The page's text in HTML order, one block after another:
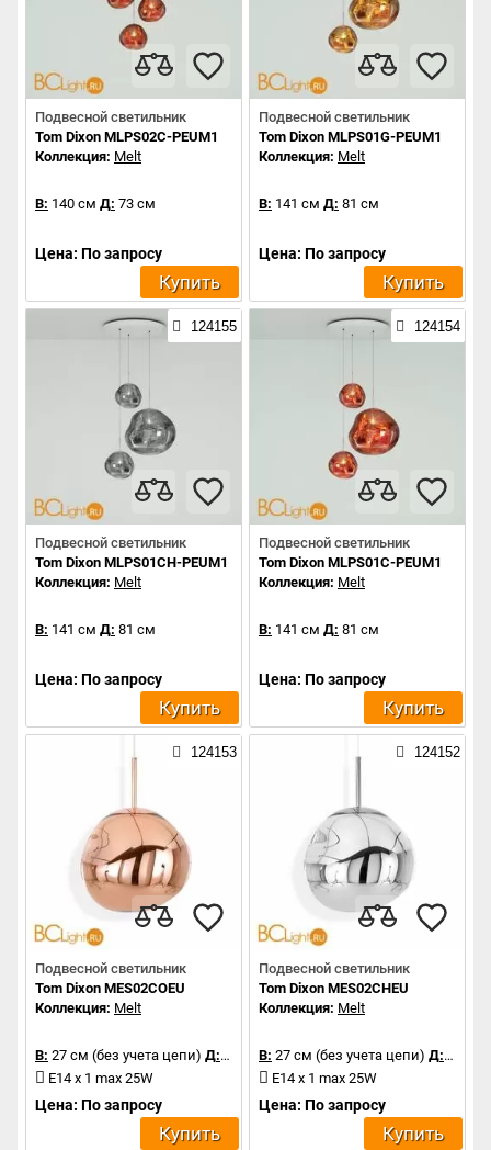
Подвесной светильник
Tom Dixon MLPS02C-PEUM1
Коллекция: Melt
В: 140 см Д: 73 см
Цена: По запросу
Купить
Подвесной светильник
Tom Dixon MLPS01G-PEUM1
Коллекция: Melt
В: 141 см Д: 81 см
Цена: По запросу
Купить
124155
Подвесной светильник
Tom Dixon MLPS01CH-PEUM1
Коллекция: Melt
В: 141 см Д: 81 см
Цена: По запросу
Купить
124154
Подвесной светильник
Tom Dixon MLPS01C-PEUM1
Коллекция: Melt
В: 141 см Д: 81 см
Цена: По запросу
Купить
124153
Подвесной светильник
Tom Dixon MES02COEU
Коллекция: Melt
В: 27 см (без учета цепи) Д:28 см
E14 x 1 max 25W
Цена: По запросу
Купить
124152
Подвесной светильник
Tom Dixon MES02CHEU
Коллекция: Melt
В: 27 см (без учета цепи) Д:28 см
E14 x 1 max 25W
Цена: По запросу
Купить